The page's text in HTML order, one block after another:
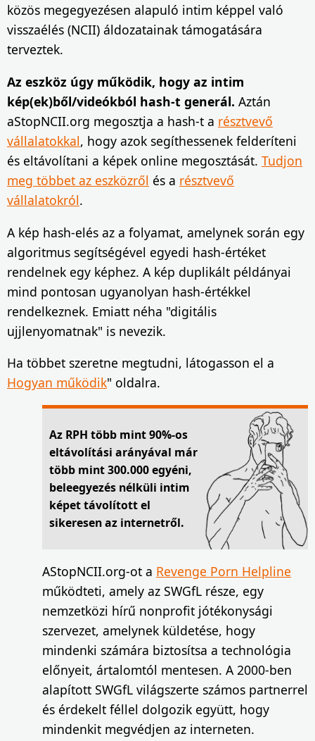
közös megegyezésen alapuló intim képpel való
visszaélés (NCII) áldozatainak támogatására
terveztek.
Az eszköz úgy működik, hogy az intim
kép(ek)ből/videókból hash-t generál. Aztán
aStopNCII.org megosztja a hash-t a résztvevő
vállalatokkal, hogy azok segíthessenek felderíteni
és eltávolítani a képek online megosztását. Tudjon
meg többet az eszközről és a résztvevő
vállalatokról.
A kép hash-elés az a folyamat, amelynek során egy
algoritmus segítségével egyedi hash-értéket
rendelnek egy képhez. A kép duplikált példányai
mind pontosan ugyanolyan hash-értékkel
rendelkeznek. Emiatt néha "digitális
ujjlenyomatnak" is nevezik.
Ha többet szeretne megtudni, látogasson el a
Hogyan működik" oldalra.
Az RPH több mint 90%-os
eltávolítási arányával már
több mint 300.000 egyéni,
beleegyezés nélküli intim
képet távolított el
sikeresen az internetről.
AStopNCII.org-ot a Revenge Porn Helpline
működteti, amely az SWGfL része, egy
nemzetközi hírű nonprofit jótékonysági
szervezet, amelynek küldetése, hogy
mindenki számára biztosítsa a technológia
előnyeit, ártalomtól mentesen. A 2000-ben
alapított SWGfL világszerte számos partnerrel
és érdekelt féllel dolgozik együtt, hogy
mindenkit megvédjen az interneten.